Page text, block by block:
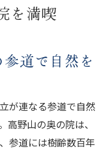
を満喫
道で自然を
が連なる参道で自然
野山の奥の院は、
参道には樹齢数百年